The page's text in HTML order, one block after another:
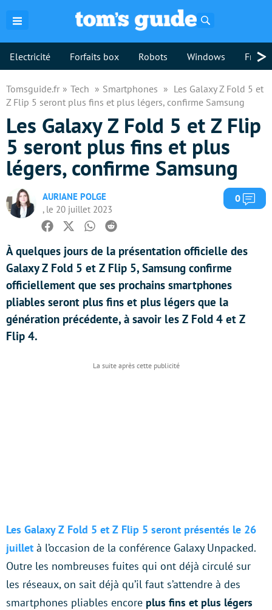
Electricité Forfaits box Robots Windows >
Tomsguide.fr Tech Smartphones
Les Galaxy Z Fold 5 et
Z Flip 5 seront plus fins et plus légers, confirme Samsung
Les Galaxy Z Fold 5 et Z Flip
5 seront plus fins et plus
légers, confirme Samsung
AURIANE POLGE
, le 20 juillet 2023
0
Facebook
TwitterWhatsapp
Reddit
À quelques jours de la présentation officielle des
Galaxy Z Fold 5 et Z Flip 5, Samsung confirme
officiellement que ses prochains smartphones
pliables seront plus fins et plus légers que la
génération précédente, à savoir les Z Fold 4 et Z
Flip 4.
Les Galaxy Z Fold 5 et Z Flip 5 seront présentés le 26
juillet à l’occasion de la conférence Galaxy Unpacked.
Outre les nombreuses fuites qui ont déjà circulé sur
les réseaux, on sait déjà qu’il faut s’attendre à des
smartphones pliables encore plus fins et plus légers